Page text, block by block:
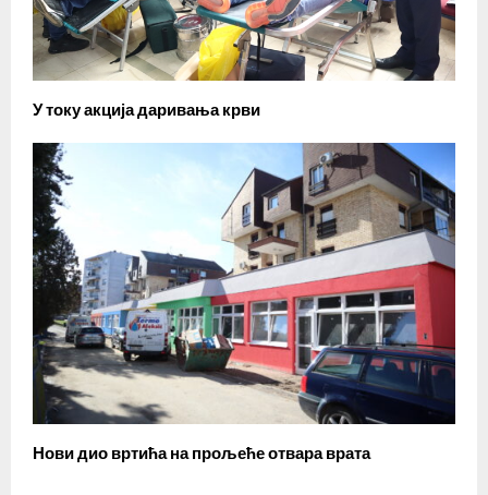
У току акција даривања крви
Нови дио вртића на прољеће отвара врата